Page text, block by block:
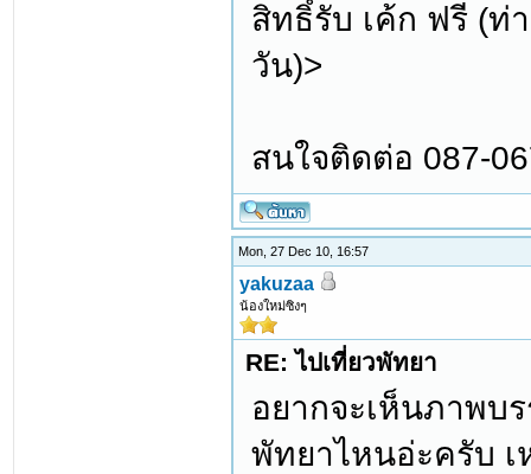
สิทธิ์รับ เค้ก ฟรี (ท่
วัน)>
สนใจติดต่อ 087-
Mon, 27 Dec 10, 16:57
yakuzaa
น้องใหม่ซิงๆ
RE: ไปเที่ยวพัทยา
อยากจะเห็นภาพบ
พัทยาไหนอ่ะครับ